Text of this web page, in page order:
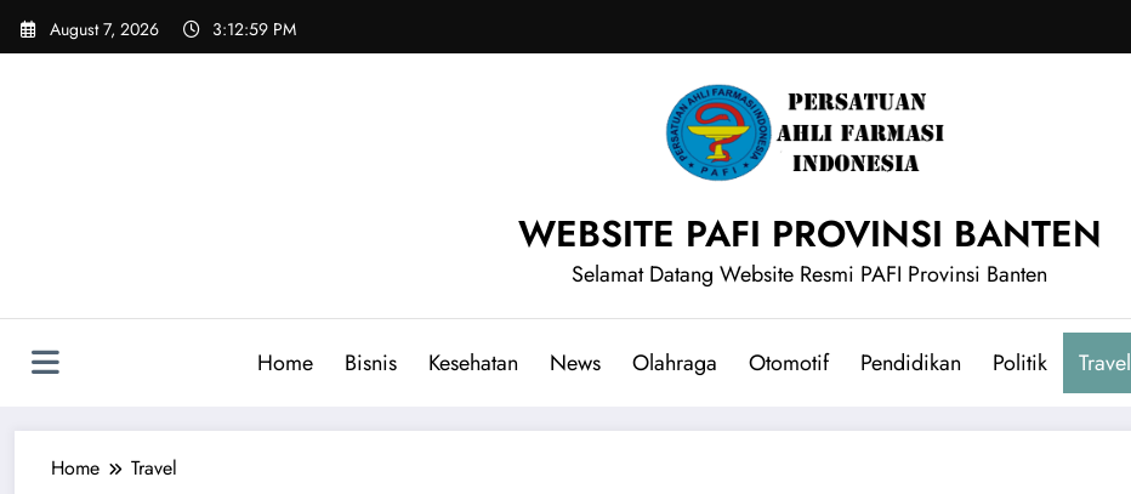
Skip
August 7, 2026 3:12:59 PM
WEBSITE PAFI PROVINSI BANTEN
Selamat Datang Website Resmi PAFI Provinsi Banten
Home Bisnis Kesehatan News Olahraga Otomotif Pendidikan Politik Travel
Home Travel